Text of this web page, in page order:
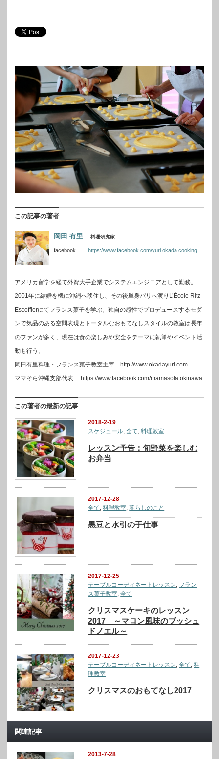
この記事の著者
岡田 有里 料理研究家
facebook https://www.facebook.com/yuri.okada.cooking
アメリカ留学を経て外資大手企業でシステムエンジニアとして勤務。
2001年に結婚を機に沖縄へ移住し、その後単身パリへ渡りL’École Ritz
Escoffierにてフランス菓子を学ぶ。独自の感性でプロデュースするモダ
ンで気品のある空間表現とトータルなおもてなしスタイルの教室は長年
のファンが多く、現在は食の楽しみや安全をテーマに執筆やイベント活
動も行う。
岡田有里料理・フランス菓子教室主宰 http://www.okadayuri.com
ママそら沖縄支部代表 https://www.facebook.com/mamasola.okinawa
この著者の最新の記事
2018-2-19
スケジュール ,全て ,料理教室
レッスン予告：旬野菜を楽しむ
お弁当
2017-12-28
全て,料理教室,暮らしのこと
黒豆と水引の手仕事
2017-12-25
テーブルコーディネートレッスン フラン
ス菓子教室 ,全て
クリスマスケーキのレッスン
2017 ～マロン風味のブッシュ
ドノエル～
2017-12-23
テーブルコーディネートレッスン ,全て ,料
理教室
クリスマスのおもてなし2017
関連記事
2013-7-28